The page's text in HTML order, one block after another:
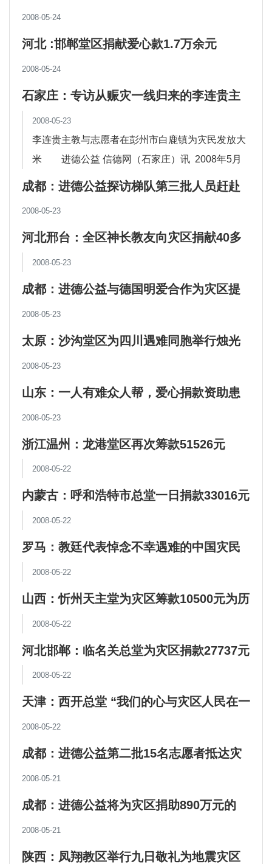
2008-05-24
河北 :邯郸堂区捐献爱心款1.7万余元
2008-05-24
石家庄：专访从赈灾一线归来的李连贵主
教
2008-05-23
李连贵主教与志愿者在彭州市白鹿镇为灾民发放大
米 进德公益 信德网（石家庄）讯 2008年5月
23日下午4点40分，刚刚从四川地震灾区回到石家
顾不上休息，立即接受了本报的采访，谈了他此次
成都：进德公益探访梯队第三批人员赶赴
2008-05-23
河北邢台：全区神长教友向灾区捐献40多
万元
2008-05-23
成都：进德公益与德国明爱合作为灾区提
2008-05-23
太原：沙沟堂区为四川遇难同胞举行烛光
2008-05-23
山东：一人有难众人帮，爱心捐款资助患
2008-05-23
浙江温州：龙港堂区再次筹款51526元
2008-05-22
内蒙古：呼和浩特市总堂一日捐款33016元
2008-05-22
罗马：教廷代表悼念不幸遇难的中国灾民
2008-05-22
山西：忻州天主堂为灾区筹款10500元为历
年捐款之最
2008-05-22
河北邯郸：临名关总堂为灾区捐款27737元
2008-05-22
天津：西开总堂 “我们的心与灾区人民在一
2008-05-22
成都：进德公益第二批15名志愿者抵达灾
2008-05-21
成都：进德公益将为灾区捐助890万元的
2008-05-21
陕西：凤翔教区举行九日敬礼为地震灾区